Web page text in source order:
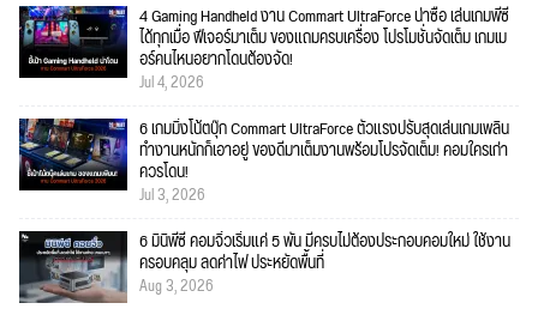
4 Gaming Handheld งาน Commart UltraForce น่าซื้อ เล่นเกมพีซี
ได้ทุกเมื่อ ฟีเจอร์มาเต็ม ของแถมครบเครื่อง โปรโมชั่นจัดเต็ม เกมเม
อร์คนไหนอยากโดนต้องจัด!
Jul 4, 2026
6 เกมมิ่งโน้ตบุ๊ก Commart UltraForce ตัวแรงปรับสุดเล่นเกมเพลิน
ทำงานหนักก็เอาอยู่ ของดีมาเต็มงานพร้อมโปรจัดเต็ม! คอมใครเก่า
ควรโดน!
Jul 3, 2026
6 มินิพีซี คอมจิ๋วเริ่มแค่ 5 พัน มีครบไม่ต้องประกอบคอมใหม่ ใช้งาน
ครอบคลุม ลดค่าไฟ ประหยัดพื้นที่
Aug 3, 2026